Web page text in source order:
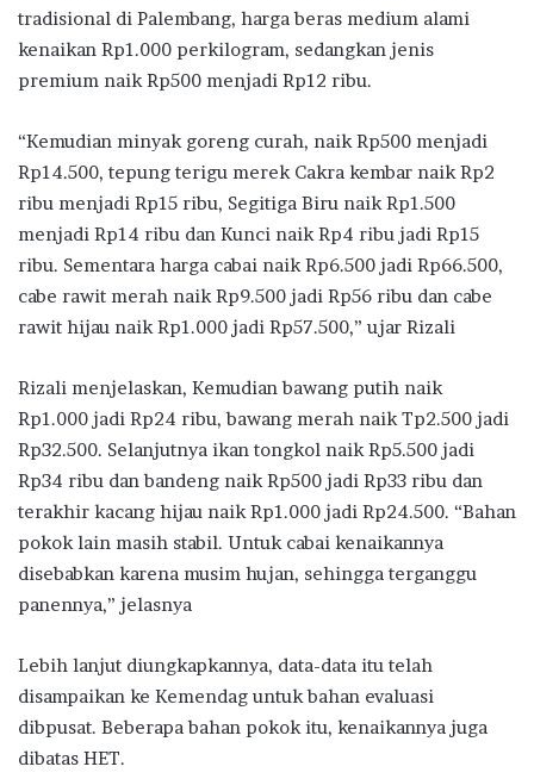
tradisional di Palembang, harga beras medium alami
kenaikan Rp1.000 perkilogram, sedangkan jenis
premium naik Rp500 menjadi Rp12 ribu.
“Kemudian minyak goreng curah, naik Rp500 menjadi
Rp14.500, tepung terigu merek Cakra kembar naik Rp2
ribu menjadi Rp15 ribu, Segitiga Biru naik Rp1.500
menjadi Rp14 ribu dan Kunci naik Rp4 ribu jadi Rp15
ribu. Sementara harga cabai naik Rp6.500 jadi Rp66.500,
cabe rawit merah naik Rp9.500 jadi Rp56 ribu dan cabe
rawit hijau naik Rp1.000 jadi Rp57.500,” ujar Rizali
Rizali menjelaskan, Kemudian bawang putih naik
Rp1.000 jadi Rp24 ribu, bawang merah naik Tp2.500 jadi
Rp32.500. Selanjutnya ikan tongkol naik Rp5.500 jadi
Rp34 ribu dan bandeng naik Rp500 jadi Rp33 ribu dan
terakhir kacang hijau naik Rp1.000 jadi Rp24.500. “Bahan
pokok lain masih stabil. Untuk cabai kenaikannya
disebabkan karena musim hujan, sehingga terganggu
panennya,” jelasnya
Lebih lanjut diungkapkannya, data-data itu telah
disampaikan ke Kemendag untuk bahan evaluasi
dibpusat. Beberapa bahan pokok itu, kenaikannya juga
dibatas HET.